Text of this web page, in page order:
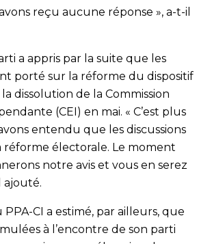
reçu aucune réponse », a-t-il
a appris par la suite que les
porté sur la réforme du dispositif
dissolution de la Commission
(CEI) en mai. « C’est plus
entendu que les discussions
électorale. Le moment
notre avis et vous en serez
ajouté.
CI a estimé, par ailleurs, que
à l’encontre de son parti